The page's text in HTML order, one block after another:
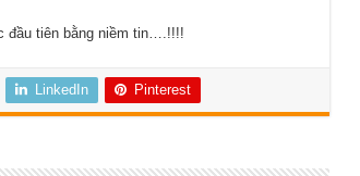
đầu tiên bằng niềm tin….!!!!
LinkedIn Pinterest